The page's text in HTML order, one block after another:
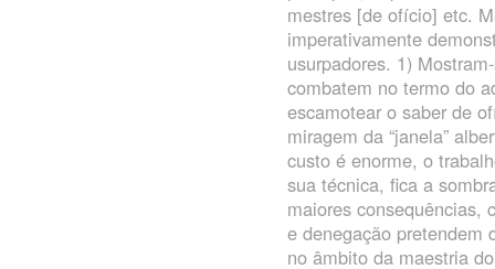
mestres [de ofício] etc.
imperativamente
usurpadores. 1)
combatem no termo do
escamotear o saber de
miragem da “janela”
custo é enorme, o
sua técnica, fica a
maiores consequências,
e denegação pretendem
no âmbito da maestria